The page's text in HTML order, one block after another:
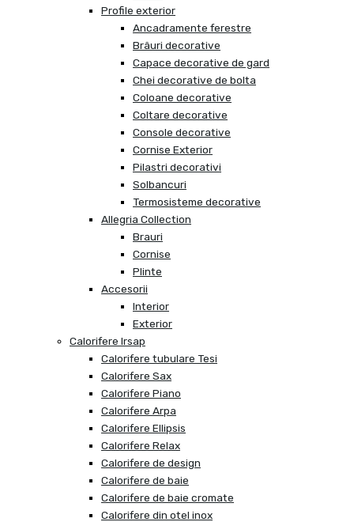
Profile exterior
Ancadramente ferestre
Brâuri decorative
Capace decorative de gard
Chei decorative de bolta
Coloane decorative
Coltare decorative
Console decorative
Cornise Exterior
Pilastri decorativi
Solbancuri
Termosisteme decorative
Allegria Collection
Brauri
Cornise
Plinte
Accesorii
Interior
Exterior
Calorifere Irsap
Calorifere tubulare Tesi
Calorifere Sax
Calorifere Piano
Calorifere Arpa
Calorifere Ellipsis
Calorifere Relax
Calorifere de design
Calorifere de baie
Calorifere de baie cromate
Calorifere din otel inox